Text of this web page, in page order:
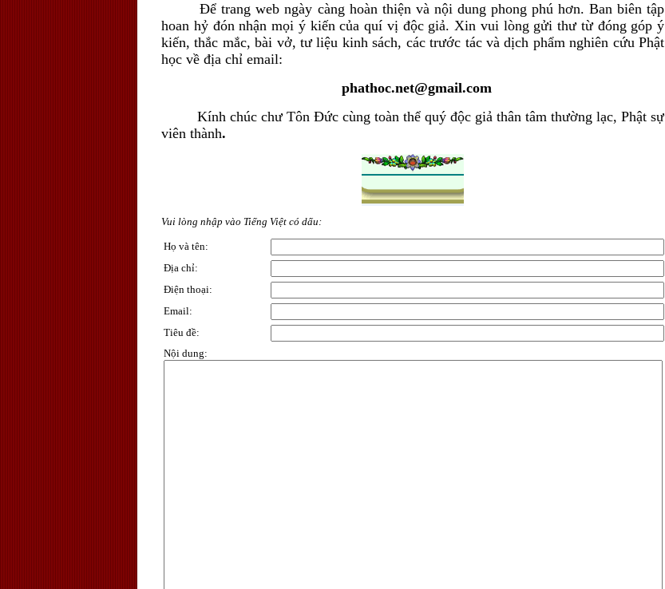
Để trang web ngày càng hoàn thiện và nội dung phong phú hơn. Ban biên tập
hoan hỷ đón nhận mọi ý kiến của quí vị độc giả. Xin vui lòng gửi thư từ đóng góp ý
kiến, thắc mắc, bài vở, tư liệu kinh sách, các trước tác và dịch phẩm nghiên cứu Phật
học về địa chỉ email:
phathoc.net@gmail.com
Kính chúc chư Tôn Đức cùng toàn thể quý độc giả thân tâm thường lạc, Phật sự
viên thành.
Vui lòng nhập vào Tiếng Việt có dấu:
Họ và tên:
Địa chỉ:
Điện thoại:
Email:
Tiêu đề:
Nội dung: